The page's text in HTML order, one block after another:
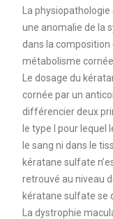
La
une anomalie de la
dans la
métabolisme
Le dosage du
cornée par un
différencier deux
le type I pour lequel
le sang ni dans le
kératane sulfate
retrouvé au niveau
kératane sulfate se
La dystrophie